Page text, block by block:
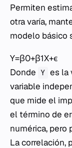
Permiten
otra varía,
modelo básico
Y=β0​+β1​X+ϵ
Donde Y es la
variable
que mide el
el término de
numérica, pero
La correlación,